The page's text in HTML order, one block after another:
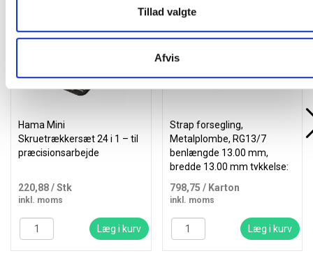
Tillad valgte
Afvis
Hama Mini
Skruetrækkersæt 24 i 1 – til
præcisionsarbejde
220,88/ Stk
inkl. moms
Læg i kurv
Strap forsegling,
Metalplombe, RG13/7
benlængde 13.00 mm,
bredde 13.00 mm tykkelse:
798,75 / Karton
inkl. moms
Læg i kurv